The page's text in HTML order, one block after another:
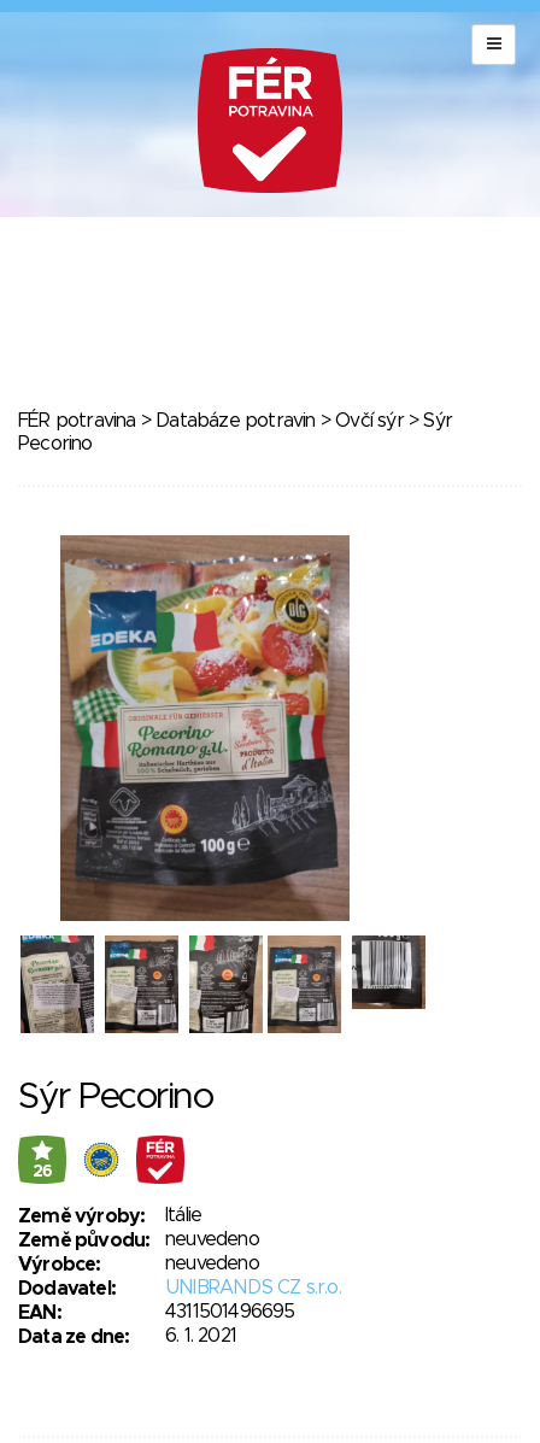
FÉR potravina > Databáze potravin >Ovčí sýr> Sýr
Pecorino
Sýr Pecorino
26
Země výroby:
Itálie
Země původu:
neuvedeno
Výrobce:
neuvedeno
Dodavatel:
UNIBRANDS CZ s.r.o.
EAN:
4311501496695
Data ze dne:
6. 1. 2021